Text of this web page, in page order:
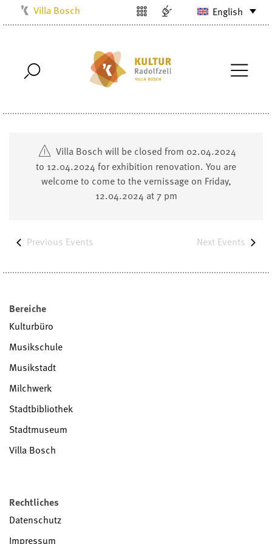
Musikschule
Stadtmuseum
Villa Bosch
Radolfzell1200
English
Villa Bosch will be closed from 02.04.2024
to 12.04.2024 for exhibition renovation. You are
welcome to come to the vernissage on Friday,
12.04.2024 at 7 pm
Previous Events Next Events
Bereiche
Kulturbüro
Musikschule
Musikstadt
Milchwerk
Stadtbibliothek
Stadtmuseum
Villa Bosch
Rechtliches
Datenschutz
Impressum